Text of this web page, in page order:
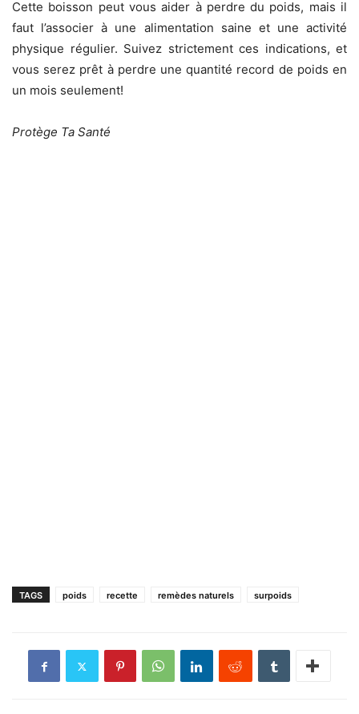
Cette boisson peut vous aider à perdre du poids, mais il
faut l’associer à une alimentation saine et une activité
physique régulier. Suivez strictement ces indications, et
vous serez prêt à perdre une quantité record de poids en
un mois seulement!
Protège Ta Santé
TAGS poids recette remèdes naturels surpoids